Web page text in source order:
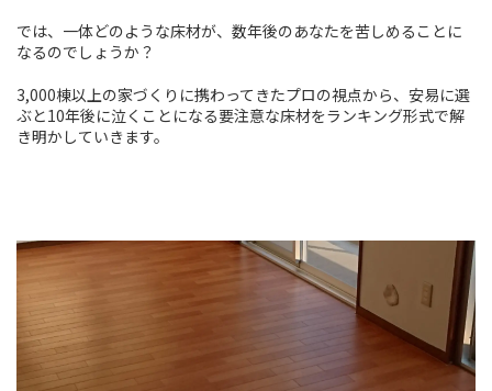
では、一体どのような床材が、数年後のあなたを苦しめることに
なるのでしょうか？
3,000棟以上の家づくりに携わってきたプロの視点から、安易に選
ぶと10年後に泣くことになる要注意な床材をランキング形式で解
き明かしていきます。